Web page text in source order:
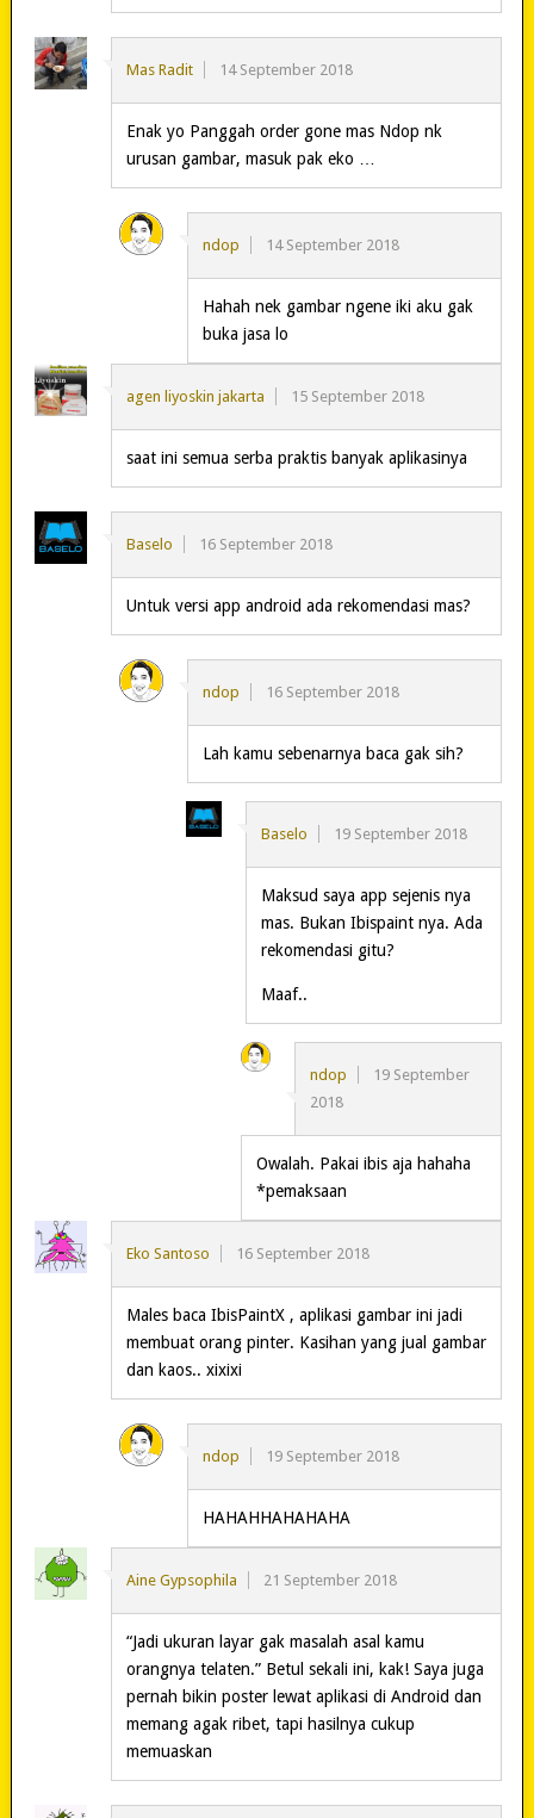
Mas Radit 14 September 2018
Enak yo Panggah order gone mas Ndop nk
urusan gambar, masuk pak eko …
ndop 14 September 2018
Hahah nek gambar ngene iki aku gak
buka jasa lo
agen liyoskin jakarta 15 September 2018
saat ini semua serba praktis banyak aplikasinya
Baselo 16 September 2018
Untuk versi app android ada rekomendasi mas?
ndop 16 September 2018
Lah kamu sebenarnya baca gak sih?
Baselo 19 September 2018
Maksud saya app sejenis nya
mas. Bukan Ibispaint nya. Ada
rekomendasi gitu?
Maaf..
ndop
19 September
2018
Owalah. Pakai ibis aja hahaha
*pemaksaan
Eko Santoso 16 September 2018
Males baca IbisPaintX , aplikasi gambar ini jadi
membuat orang pinter. Kasihan yang jual gambar
dan kaos.. xixixi
ndop 19 September 2018
HAHAHHAHAHAHA
Aine Gypsophila 21 September 2018
“Jadi ukuran layar gak masalah asal kamu
orangnya telaten.” Betul sekali ini, kak! Saya juga
pernah bikin poster lewat aplikasi di Android dan
memang agak ribet, tapi hasilnya cukup
memuaskan